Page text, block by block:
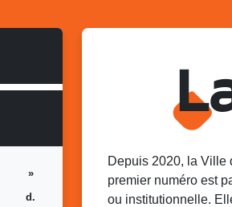
»
d.
Depuis 2020, la Ville
premier numéro est
ou institutionnelle.